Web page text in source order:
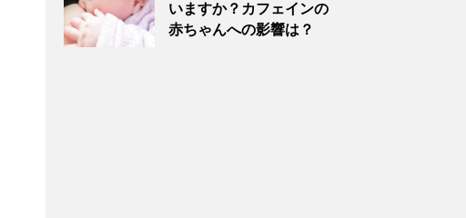
いますか？カフェインの
赤ちゃんへの影響は？